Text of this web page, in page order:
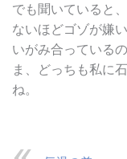
でも聞いていると
ないほどゴゾが嫌
いがみ合っている
ま、どっちも私に
ね。